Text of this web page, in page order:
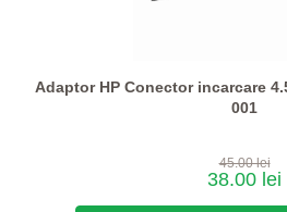
Adaptor HP Conector incarcare
001
45.00 lei
38.00 lei